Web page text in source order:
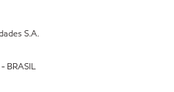
S.A.
BRASIL